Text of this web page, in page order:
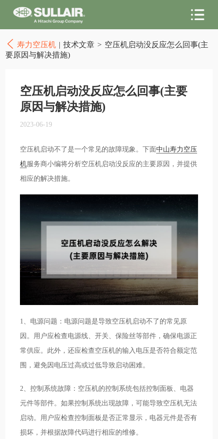
寿力空压机 | 技术文章 > 空压机启动没反应怎么回事(主
要原因与解决措施)
空压机启动没反应怎么回事(主要
原因与解决措施)
2023-06-19
空压机启动不了是一个常见的故障现象。下面中山寿力空压
机服务商小编将分析空压机启动没反应的主要原因，并提供
相应的解决措施。
1、电源问题：电源问题是导致空压机启动不了的常见原
因。用户应检查电源线、开关、保险丝等部件，确保电源正
常供应。此外，还应检查空压机的输入电压是否符合额定范
围，避免因电压过高或过低导致启动困难。
2、控制系统故障：空压机的控制系统包括控制面板、电器
元件等部件。如果控制系统出现故障，可能导致空压机无法
启动。用户应检查控制面板是否正常显示，电器元件是否有
损坏，并根据故障代码进行相应的维修。